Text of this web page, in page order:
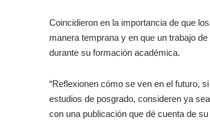
Coincidieron en la importancia de que
manera temprana y en que un trabajo
durante su formación académica.
“Reflexionen cómo se ven en el futuro,
estudios de posgrado, consideren ya
con una publicación que dé cuenta de